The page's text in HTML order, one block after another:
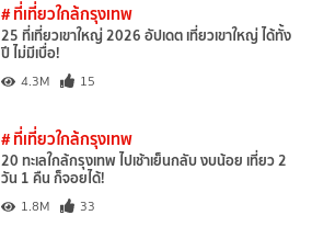
# ที่เที่ยวใกล้กรุงเทพ
25 ที่เที่ยวเขาใหญ่ 2026 อัปเดต เที่ยวเขาใหญ่ ได้ทั้ง
ปี ไม่มีเบื่อ!
4.3M 15
# ที่เที่ยวใกล้กรุงเทพ
20 ทะเลใกล้กรุงเทพ ไปเช้าเย็นกลับ งบน้อย เที่ยว 2
วัน 1 คืน ก็จอยได้!
1.8M 33